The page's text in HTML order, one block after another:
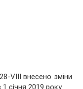
VIII внесено зміни
січня 2019 року.